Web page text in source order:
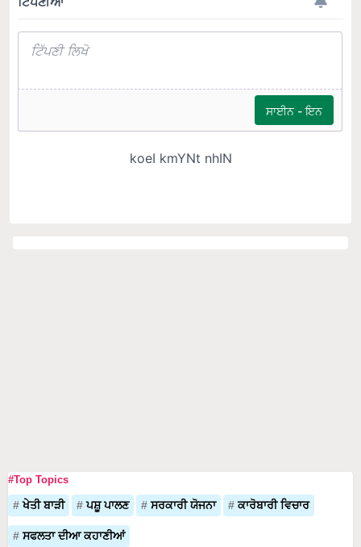
#Top Topics
ਖੇਤੀ ਬਾੜੀ ਪਸ਼ੂ ਪਾਲਣ ਸਰਕਾਰੀ ਯੋਜਨਾ ਕਾਰੋਬਾਰੀ ਵਿਚਾਰ
ਸਫਲਤਾ ਦੀਆ ਕਹਾਣੀਆਂ